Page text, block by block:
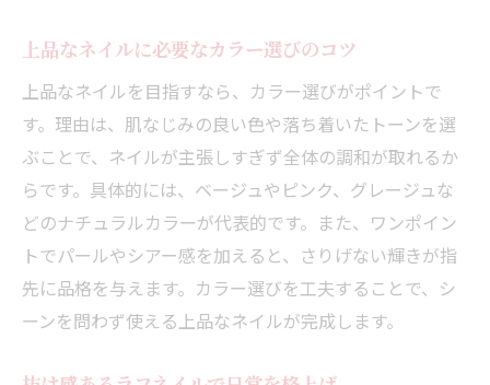
抜け感と上品さを両立するアート技法
指先を彩るラフネイルの最新トレンド
今注目のラフネイルデザインの特徴
ネイルトレンドで話題のアートパターン
新しい抜け感ネイルのデザイン傾向
ラフネイルで季節感を楽しむアイデア
SNSで人気の最新ラフネイルアート
結婚式に映えるネイルはラフアートで決まり
上品なネイルに必要なカラー選びのコツ
上品なネイルを目指すなら、カラー選びがポイントで
す。理由は、肌なじみの良い色や落ち着いたトーンを選
ぶことで、ネイルが主張しすぎず全体の調和が取れるか
らです。具体的には、ベージュやピンク、グレージュな
どのナチュラルカラーが代表的です。また、ワンポイン
トでパールやシアー感を加えると、さりげない輝きが指
先に品格を与えます。カラー選びを工夫することで、シ
ーンを問わず使える上品なネイルが完成します。